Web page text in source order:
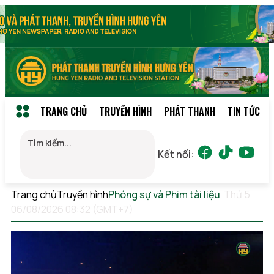
TRANG CHỦ TRUYỀN HÌNH PHÁT THANH TIN TỨC
Kết nối:
Trang chủTruyền hìnhPhóng sự và Phim tài liệu Thứ 5,
06/08/2026 08:32 (GMT+7)